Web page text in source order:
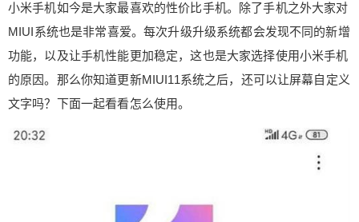
小米手机如今是大家最喜欢的性价比手机。除了手机之外大家对
MIUI系统也是非常喜爱。每次升级升级系统都会发现不同的新增
功能，以及让手机性能更加稳定，这也是大家选择使用小米手机
的原因。那么你知道更新MIUI11系统之后，还可以让屏幕自定义
文字吗？下面一起看看怎么使用。
文字，简直太神器 小米手机如今是大家最喜欢的性
价比手机。除了手机之外大家对MIUI系统也是非常
喜爱。每次升级升级系统都会发现不同的新增功
能，以及让手机性能更加稳定，这也是大家选择使
后，还可以让屏幕自定义文字吗？下面一起看看怎
么使用。 一、新增万象熄屏 MIUI11 系统中除了其
他功能非常受大家欢迎，新加入的息屏显示也是非
常有用处。我们可以根据自己喜欢的文字进行定义
这些文字。 二、息屏样式 除了拥有普通的样式之
扫描二维码继续阅读